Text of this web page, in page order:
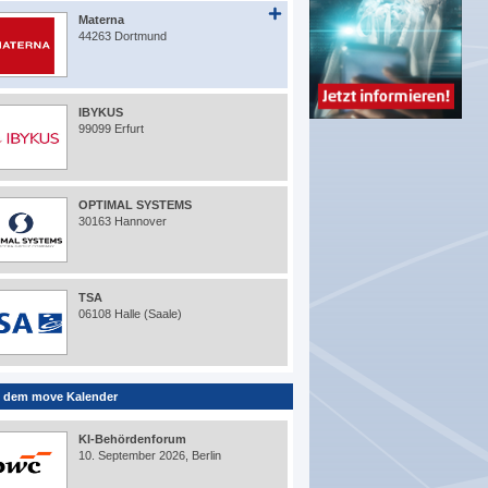
Materna
44263 Dortmund
IBYKUS
99099 Erfurt
OPTIMAL SYSTEMS
30163 Hannover
TSA
06108 Halle (Saale)
dem move Kalender
KI-Behördenforum
10. September 2026, Berlin